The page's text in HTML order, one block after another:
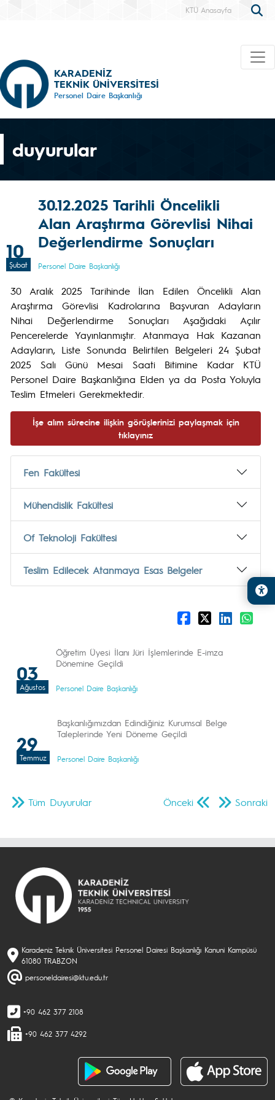
KTÜ Anasayfa
KARADENİZ
TEKNİK ÜNİVERSİTESİ
Personel Daire Başkanlığı
duyurular
10
Şubat
30.12.2025 Tarihli Öncelikli
Alan Araştırma Görevlisi Nihai
Değerlendirme Sonuçları
Personel Daire Başkanlığı
30 Aralık 2025 Tarihinde İlan Edilen Öncelikli Alan
Araştırma Görevlisi Kadrolarına Başvuran Adayların
Nihai Değerlendirme Sonuçları Aşağıdaki Açılır
Pencerelerde Yayınlanmıştır. Atanmaya Hak Kazanan
Adayların, Liste Sonunda Belirtilen Belgeleri 24 Şubat
2025 Salı Günü Mesai Saati Bitimine Kadar KTÜ
Personel Daire Başkanlığına Elden ya da Posta Yoluyla
Teslim Etmeleri Gerekmektedir.
İşe alım sürecine ilişkin görüşlerinizi paylaşmak için
tıklayınız
Fen Fakültesi
Mühendislik Fakültesi
Of Teknoloji Fakültesi
Teslim Edilecek Atanmaya Esas Belgeler
03
Ağustos
Öğretim Üyesi İlanı Jüri İşlemlerinde E-imza
Dönemine Geçildi
Personel Daire Başkanlığı
29
Temmuz
Başkanlığımızdan Edindiğiniz Kurumsal Belge
Taleplerinde Yeni Döneme Geçildi
Personel Daire Başkanlığı
Önceki Sonraki
Tüm Duyurular
Karadeniz Teknik Üniversitesi Personel Dairesi Başkanlığı Kanuni Kampüsü
61080 TRABZON
personeldairesi@ktu.edu.tr
+90 462 377 2108
+90 462 377 4292